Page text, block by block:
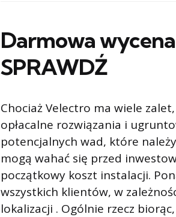
Darmowa
SPRAWDŹ
Chociaż Velectro ma wiele
opłacalne rozwiązania i
potencjalnych wad, które
mogą wahać się przed
początkowy koszt instalacji.
wszystkich klientów, w
lokalizacji . Ogólnie rzecz